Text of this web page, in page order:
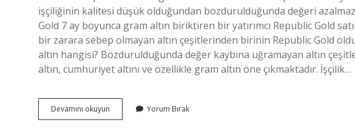
işçiliğinin kalitesi düşük olduğundan bozdurulduğunda değeri azalmaz.
Gold 7 ay boyunca gram altın biriktiren bir yatırımcı Republic Gold
bir zarara sebep olmayan altın çeşitlerinden birinin Republic Gold
altın hangisi? Bozdurulduğunda değer kaybına uğramayan altın
altın, cumhuriyet altını ve özellikle gram altın öne çıkmaktadır. İşçilik…
Devamını okuyun
Altın
Yorum Bırak